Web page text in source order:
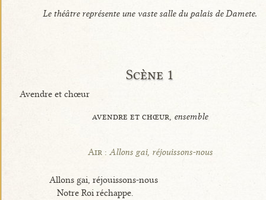
Le théâtre représente une vaste salle du palais de Damete.
Scène 1
Avendre et chœur
avendre et chœur, ensemble
Air : Allons gai, réjouissons-nous
Allons gai, réjouissons-nous
Notre Roi réchappe.